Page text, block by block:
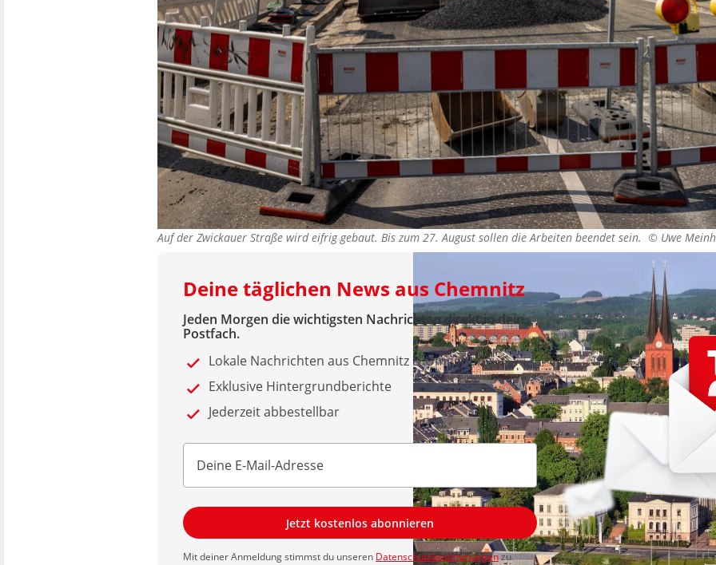
Auf der Zwickauer Straße wird eifrig gebaut. Bis zum 27. August sollen die Arbeiten beendet sein. © Uwe
Deine täglichen News aus Chemnitz
Jeden Morgen die wichtigsten Nachrichten direkt in dein
Postfach.
Lokale Nachrichten aus Chemnitz & Umgebung
Exklusive Hintergrundberichte
Jederzeit abbestellbar
Jetzt kostenlos abonnieren
Mit deiner Anmeldung stimmst du unseren Datenschutzbestimmungenzu.